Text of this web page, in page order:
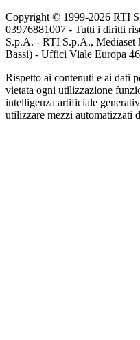
Copyright © 1999-2026 RTI
03976881007 - Tutti i diritti
S.p.A. - RTI S.p.A., Mediaset
Bassi) - Uffici Viale Europa
Rispetto ai contenuti e ai dati
vietata ogni utilizzazione
intelligenza artificiale
utilizzare mezzi automatizzati